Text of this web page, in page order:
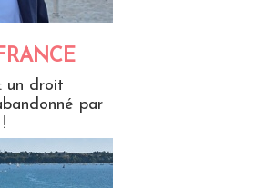
un droit
par